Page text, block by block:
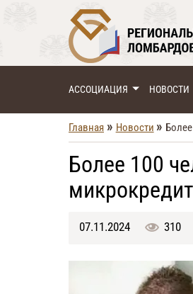
АССОЦИАЦИЯ НОВОСТИ
Главная » Новости »
Более 100
микрокредит
07.11.2024 310